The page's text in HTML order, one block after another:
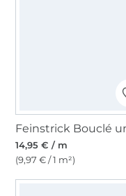
14,95 € / m
(9,97 € / 1 m²)